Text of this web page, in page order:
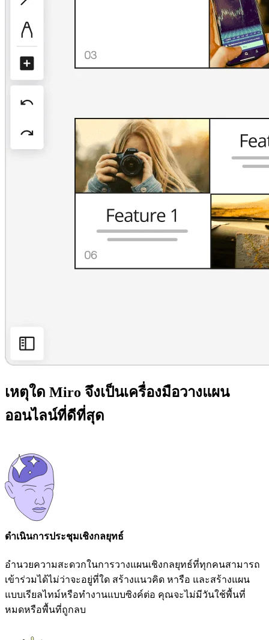
เหตุใด Miro จึงเป็นเครื่องมือวางแผน
ออนไลน์ที่ดีที่สุด
ดำเนินการประชุมเชิงกลยุทธ์
อำนวยความสะดวกในการวางแผนเชิงกลยุทธ์ที่ทุกคนสามารถ
เข้าร่วมได้ไม่ว่าจะอยู่ที่ใด สร้างแนวคิด หารือ และสร้างแผน
แบบเรียลไทม์หรือทำงานแบบซิงค์ต่อ คุณจะไม่มีวันใช้พื้นที่
หมดหรือพื้นที่ถูกลบ